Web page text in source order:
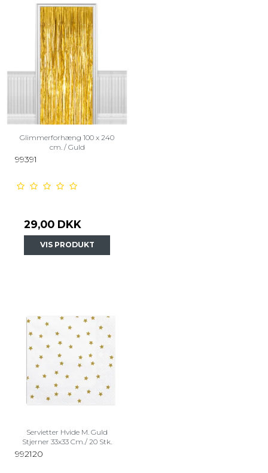
Glimmerforhæng 100 x 240
cm. / Guld
99391
29,00 DKK
VIS PRODUKT
Servietter Hvide M. Guld
Stjerner 33x33 Cm./ 20 Stk.
992120